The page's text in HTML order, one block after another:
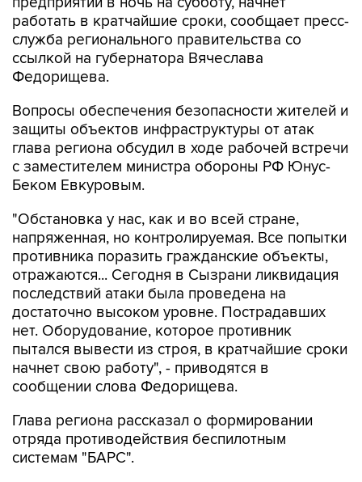
работать в кратчайшие сроки, сообщает пресс-
служба регионального правительства со
ссылкой на губернатора Вячеслава
Федорищева.
Вопросы обеспечения безопасности жителей и
защиты объектов инфраструктуры от атак
глава региона обсудил в ходе рабочей встречи
с заместителем министра обороны РФ Юнус-
Беком Евкуровым.
"Обстановка у нас, как и во всей стране,
напряженная, но контролируемая. Все попытки
противника поразить гражданские объекты,
отражаются... Сегодня в Сызрани ликвидация
последствий атаки была проведена на
достаточно высоком уровне. Пострадавших
нет. Оборудование, которое противник
пытался вывести из строя, в кратчайшие сроки
начнет свою работу", - приводятся в
сообщении слова Федорищева.
Глава региона рассказал о формировании
отряда противодействия беспилотным
системам "БАРС".